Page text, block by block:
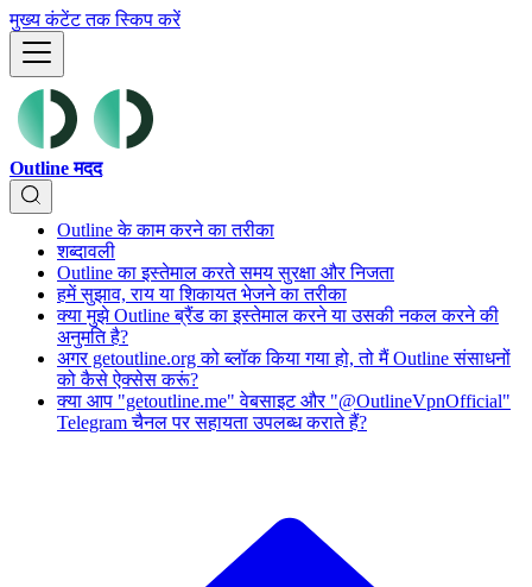
मुख्य कंटेंट तक स्किप करें
Outline मदद
Outline के काम करने का तरीका
शब्दावली
Outline का इस्तेमाल करते समय सुरक्षा और निजता
हमें सुझाव, राय या शिकायत भेजने का तरीका
क्या मुझे Outline ब्रैंड का इस्तेमाल करने या उसकी नकल करने की
अनुमति है?
अगर getoutline.org को ब्लॉक किया गया हो, तो मैं Outline संसाधनों
को कैसे ऐक्सेस करूं?
क्या आप "getoutline.me" वेबसाइट और "@OutlineVpnOfficial"
Telegram चैनल पर सहायता उपलब्ध कराते हैं?